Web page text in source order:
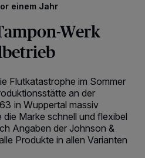
einem Jahr
Werk
Flutkatastrophe im Sommer
an der
in Wuppertal massiv
Marke schnell und flexibel
Angaben der Johnson &
Produkte in allen Varianten